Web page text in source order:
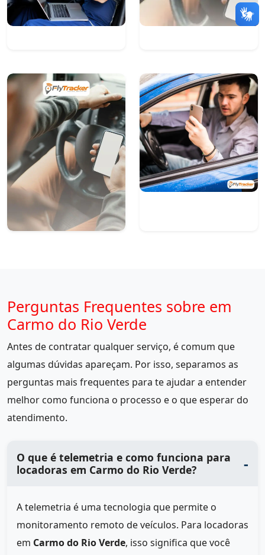
Perguntas Frequentes sobre em
Carmo do Rio Verde
Antes de contratar qualquer serviço, é comum que
algumas dúvidas apareçam. Por isso, separamos as
perguntas mais frequentes para te ajudar a entender
melhor como funciona o processo e o que esperar do
atendimento.
O que é telemetria e como funciona para
locadoras em Carmo do Rio Verde?
A telemetria é uma tecnologia que permite o
monitoramento remoto de veículos. Para locadoras
em Carmo do Rio Verde, isso significa que você